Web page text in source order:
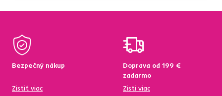
Bezpečný nákup
Zistiť viac
Doprava od 199 €
zadarmo
Zisti viac